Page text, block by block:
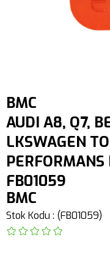
BMC
AUDI A8, Q7,
LKSWAGEN
FB01059
BMC
Stok Kodu (FB01059)